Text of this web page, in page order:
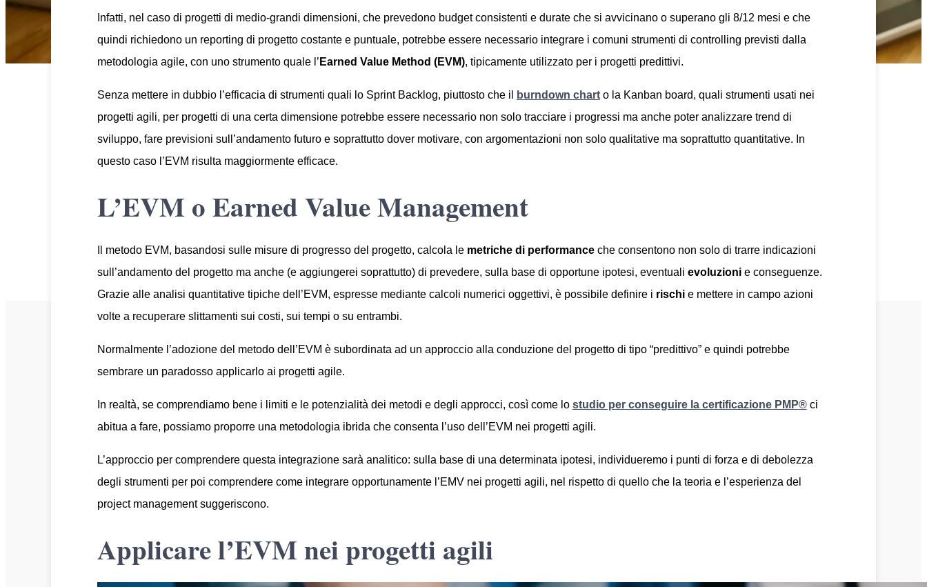
Infatti, nel caso di progetti di medio-grandi dimensioni, che prevedono budget consistenti e durate che si avvicinano o superano gli 8/12 mesi e che
quindi richiedono un reporting di progetto costante e puntuale, potrebbe essere necessario integrare i comuni strumenti di controlling previsti dalla
metodologia agile, con uno strumento quale l’ Earned Value Method (EVM), tipicamente utilizzato per i progetti predittivi.
Senza mettere in dubbio l’efficacia di strumenti quali lo Sprint Backlog, piuttosto che il burndown charto la Kanban board, quali strumenti usati nei
progetti agili, per progetti di una certa dimensione potrebbe essere necessario non solo tracciare i progressi ma anche poter analizzare trend di
sviluppo, fare previsioni sull’andamento futuro e soprattutto dover motivare, con argomentazioni non solo qualitative ma soprattutto quantitative. In
questo caso l’EVM risulta maggiormente efficace.
L’EVM o Earned Value Management
Il metodo EVM, basandosi sulle misure di progresso del progetto, calcola le metriche di performanceche consentono non solo di trarre indicazioni
sull’andamento del progetto ma anche (e aggiungerei soprattutto) di prevedere, sulla base di opportune ipotesi, eventuali evoluzionie conseguenze.
Grazie alle analisi quantitative tipiche dell’EVM, espresse mediante calcoli numerici oggettivi, è possibile definire i rischie mettere in campo azioni
volte a recuperare slittamenti sui costi, sui tempi o su entrambi.
Normalmente l’adozione del metodo dell’EVM è subordinata ad un approccio alla conduzione del progetto di tipo “predittivo” e quindi potrebbe
sembrare un paradosso applicarlo ai progetti agile.
In realtà, se comprendiamo bene i limiti e le potenzialità dei metodi e degli approcci, così come lo studio per conseguire la certificazione PMP®ci
abitua a fare, possiamo proporre una metodologia ibrida che consenta l’uso dell’EVM nei progetti agili.
L’approccio per comprendere questa integrazione sarà analitico: sulla base di una determinata ipotesi, individueremo i punti di forza e di debolezza
degli strumenti per poi comprendere come integrare opportunamente l’EMV nei progetti agili, nel rispetto di quello che la teoria e l’esperienza del
project management suggeriscono.
Applicare l’EVM nei progetti agili